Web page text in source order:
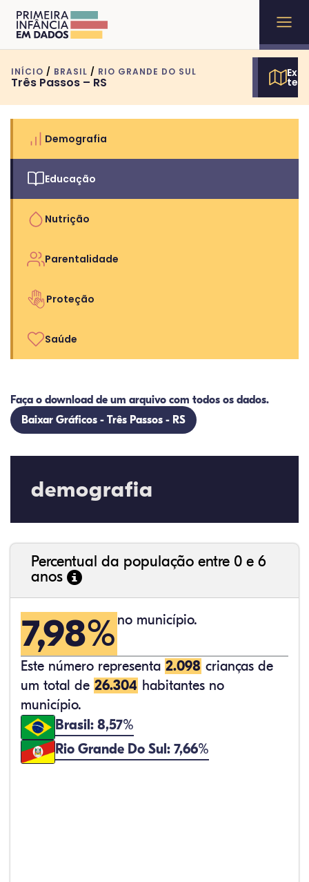
INÍCIO / BRASIL / RIO GRANDE DO SUL
Três Passos – RS
Demografia
Educação
Nutrição
Parentalidade
Proteção
Saúde
Faça o download de um arquivo com todos os dados.
Baixar Gráficos - Três Passos - RS
demografia
Percentual da população entre 0 e 6
anos
7,98% no município.
Este número representa 2.098 crianças de
um total de 26.304 habitantes no
município.
Brasil: 8,57%
Rio Grande Do Sul: 7,66%